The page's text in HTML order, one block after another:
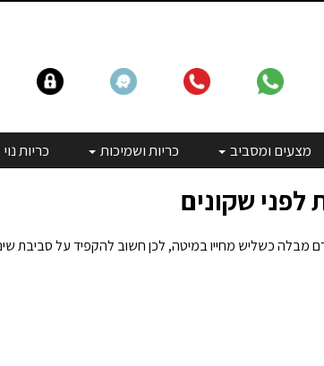
מצעים ומסביב כריות ושמיכות כריות נוי
שקונים
מבלה כשליש מחייו במיטה, לכן חשוב להקפיד על סביבת